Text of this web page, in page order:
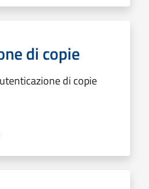
di copie
di copie